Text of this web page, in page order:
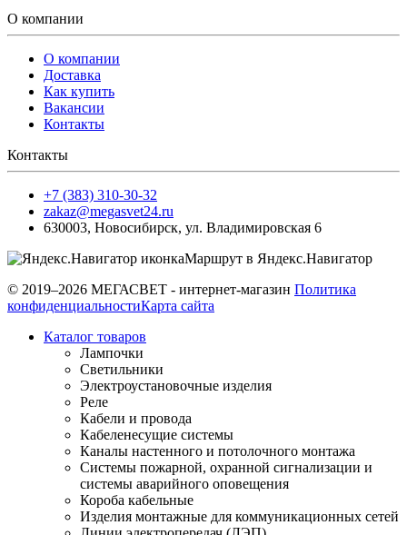
О компании
О компании
Доставка
Как купить
Вакансии
Контакты
Контакты
+7 (383) 310-30-32
zakaz@megasvet24.ru
630003, Новосибирск, ул. Владимировская 6
Маршрут в Яндекс.Навигатор
© 2019–2026 МЕГАСВЕТ - интернет-магазин Политика
конфиденциальностиКарта сайта
Каталог товаров
Лампочки
Светильники
Электроустановочные изделия
Реле
Кабели и провода
Кабеленесущие системы
Каналы настенного и потолочного монтажа
Системы пожарной, охранной сигнализации и
системы аварийного оповещения
Короба кабельные
Изделия монтажные для коммуникационных сетей